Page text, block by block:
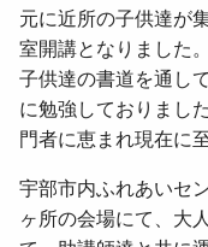
元に近所の子供達が
室開講となりました。
子供達の書道を通し
に勉強しておりまし
門者に恵まれ現在に
宇部市内ふれあいセ
ヶ所の会場にて、大